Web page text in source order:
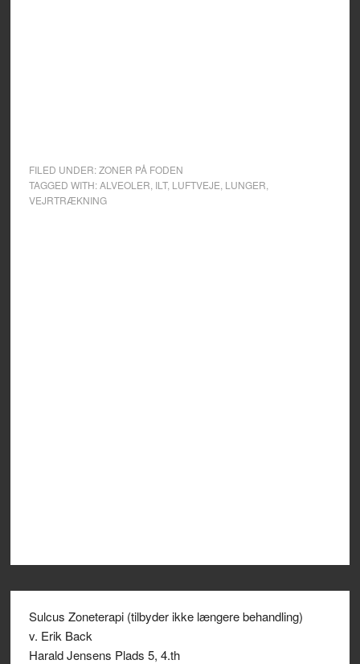
FILED UNDER:ZONER PÅ FODEN
TAGGED WITH:ALVEOLER ILT, LUFTVEJE LUNGER
VEJRTRÆKNING
Sulcus Zoneterapi (tilbyder ikke længere behandling)
v. Erik Back
Harald Jensens Plads 5, 4.th